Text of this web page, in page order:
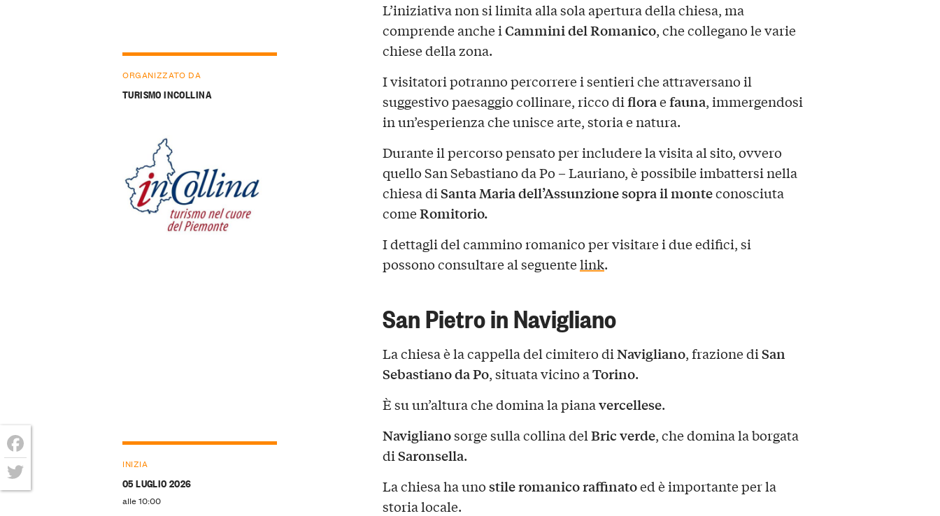
L’iniziativa non si limita alla sola apertura della chiesa, ma
comprende anche iCammini del Romanico, che collegano le varie
chiese della zona.
I visitatori potranno percorrere i sentieri che attraversano il
suggestivo paesaggio collinare, ricco difloraefauna, immergendosi
in un’esperienza che unisce arte, storia e natura.
Durante il percorso pensato per includere la visita al sito, ovvero
quello San Sebastiano da Po – Lauriano, è possibile imbattersi nella
chiesa diSanta Maria dell’Assunzione sopra il monteconosciuta
comeRomitorio.
I dettagli del cammino romanico per visitare i due edifici, si
possono consultare al seguentelink.
San Pietro in Navigliano
La chiesa è la cappella del cimitero diNavigliano, frazione diSan
Sebastiano da Po, situata vicino aTorino.
È su un’altura che domina la pianavercellese.
Naviglianosorge sulla collina delBric verde, che domina la borgata
diSaronsella.
La chiesa ha unostile romanico raffinatoed è importante per la
storia locale.
ORGANIZZATO DA
TURISMO INCOLLINA
INIZIA
05 LUGLIO 2026
alle 10:00
Facebook
Twitter